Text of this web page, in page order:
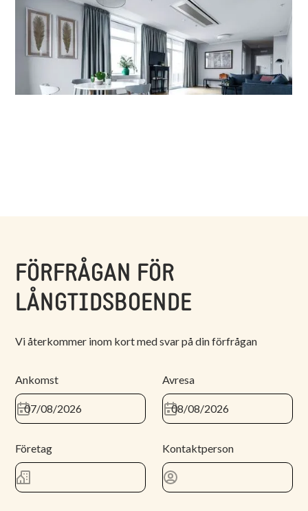
FÖRFRÅGAN FÖR
LÅNGTIDSBOENDE
Vi återkommer inom kort med svar på din förfrågan
Ankomst Avresa
Företag Kontaktperson